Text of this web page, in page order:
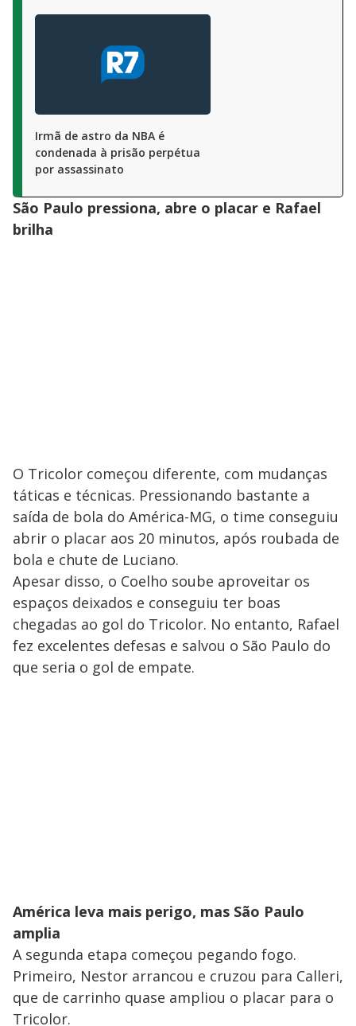
Irmã de astro da NBA é
condenada à prisão perpétua
por assassinato
São Paulo pressiona, abre o placar e Rafael
brilha
O Tricolor começou diferente, com mudanças
táticas e técnicas. Pressionando bastante a
saída de bola do América-MG, o time conseguiu
abrir o placar aos 20 minutos, após roubada de
bola e chute de Luciano.
Apesar disso, o Coelho soube aproveitar os
espaços deixados e conseguiu ter boas
chegadas ao gol do Tricolor. No entanto, Rafael
fez excelentes defesas e salvou o São Paulo do
que seria o gol de empate.
América leva mais perigo, mas São Paulo
amplia
A segunda etapa começou pegando fogo.
Primeiro, Nestor arrancou e cruzou para Calleri,
que de carrinho quase ampliou o placar para o
Tricolor.